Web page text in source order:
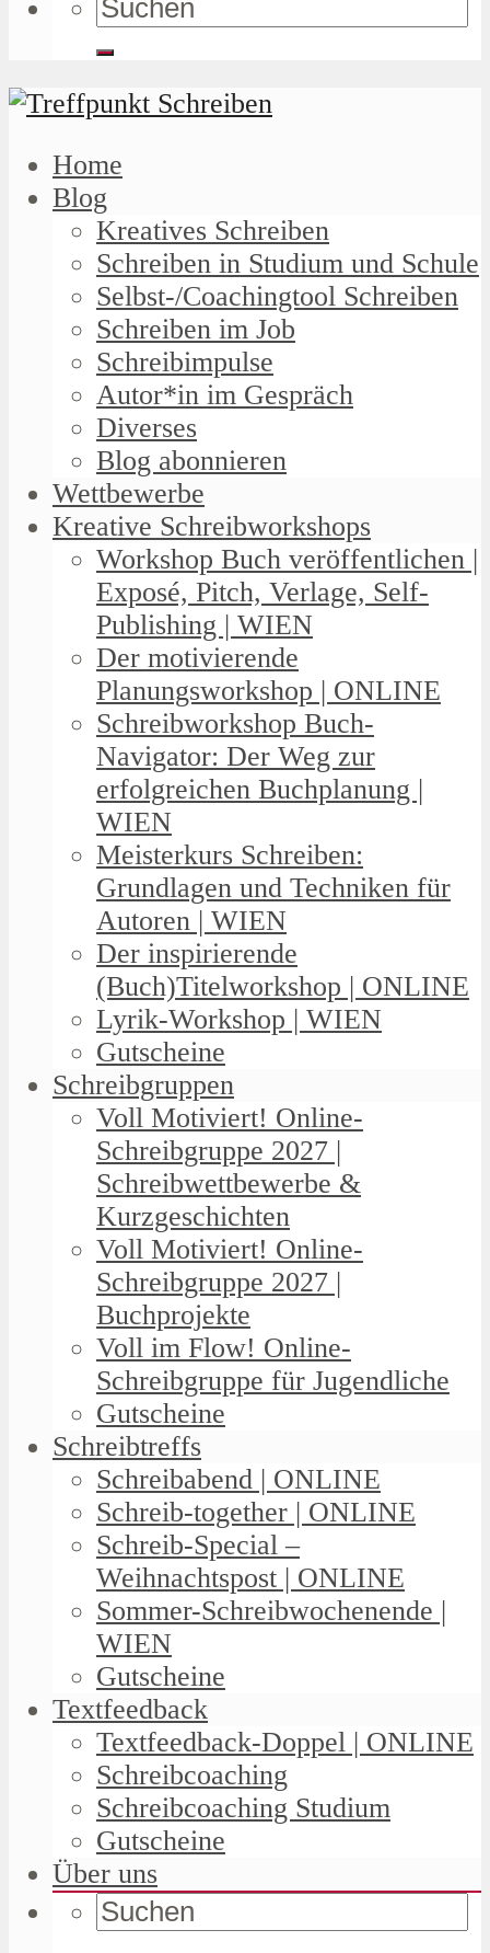
Home
Blog
Kreatives Schreiben
Schreiben in Studium und Schule
Selbst-/Coachingtool Schreiben
Schreiben im Job
Schreibimpulse
Autor*in im Gespräch
Diverses
Blog abonnieren
Wettbewerbe
Kreative Schreibworkshops
Workshop Buch veröffentlichen |
Exposé, Pitch, Verlage, Self-
Publishing | WIEN
Der motivierende
Planungsworkshop | ONLINE
Schreibworkshop Buch-
Navigator: Der Weg zur
erfolgreichen Buchplanung |
WIEN
Meisterkurs Schreiben:
Grundlagen und Techniken für
Autoren | WIEN
Der inspirierende
(Buch)Titelworkshop | ONLINE
Lyrik-Workshop | WIEN
Gutscheine
Schreibgruppen
Voll Motiviert! Online-
Schreibgruppe 2027 |
Schreibwettbewerbe &
Kurzgeschichten
Voll Motiviert! Online-
Schreibgruppe 2027 |
Buchprojekte
Voll im Flow! Online-
Schreibgruppe für Jugendliche
Gutscheine
Schreibtreffs
Schreibabend | ONLINE
Schreib-together | ONLINE
Schreib-Special –
Weihnachtspost | ONLINE
Sommer-Schreibwochenende |
WIEN
Gutscheine
Textfeedback
Textfeedback-Doppel | ONLINE
Schreibcoaching
Schreibcoaching Studium
Gutscheine
Über uns